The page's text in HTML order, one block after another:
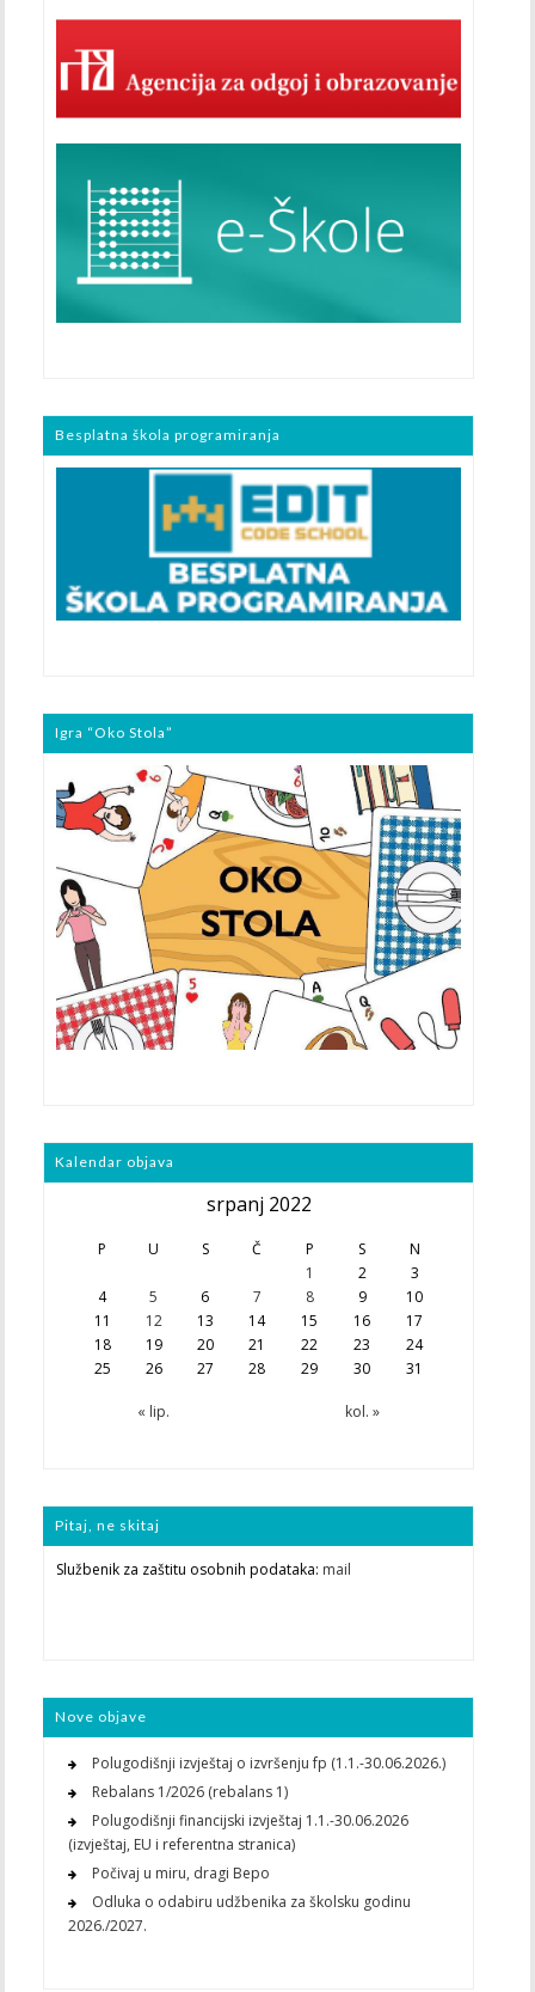
Besplatna škola programiranja
Igra “Oko Stola”
Kalendar objava
srpanj 2022
P U S Č P S N
« lip. kol. »
1 2
3
4
5 6 7 8 9
10
11
12 13 14 15 16
17
18
19 20 21 22 23
24
25
26 27 28 29 30 31
Pitaj, ne skitaj
Službenik za zaštitu osobnih podataka: mail
Nove objave
Polugodišnji izvještaj o izvršenju fp (1.1.-30.06.2026.)
Rebalans 1/2026 (rebalans 1)
Polugodišnji financijski izvještaj 1.1.-30.06.2026
(izvještaj, EU i referentna stranica)
Počivaj u miru, dragi Bepo
Odluka o odabiru udžbenika za školsku godinu
2026./2027.